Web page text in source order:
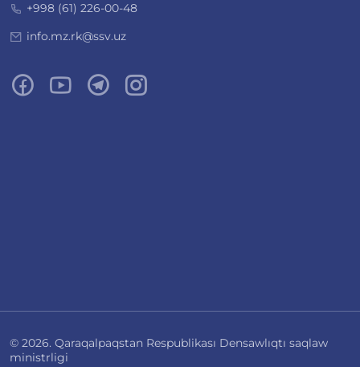
+998 (61) 226-00-48
info.mz.rk@ssv.uz
© 2026. Qaraqalpaqstan Respublikası Densawlıqtı saqlaw
ministrligi